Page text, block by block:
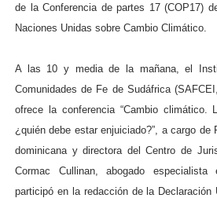
de la Conferencia de partes 17 (COP17)
Naciones Unidas sobre Cambio Climático.
A las 10 y media de la mañana, el
Comunidades de Fe de Sudáfrica
ofrece la conferencia “Cambio climático.
¿quién debe estar enjuiciado?”, a cargo de
dominicana y directora del Centro de
Cormac Cullinan, abogado
participó en la redacción de la Declaración